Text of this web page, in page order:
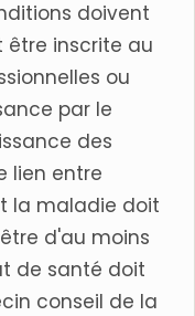
doivent
être inscrite au
ou
par le
des
lien entre
la maladie doit
d'au moins
de santé doit
conseil de la